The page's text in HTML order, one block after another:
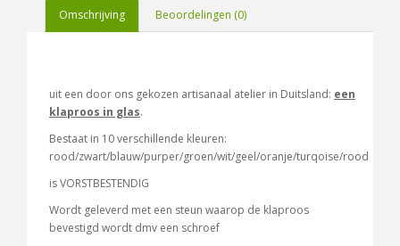
Omschrijving Beoordelingen (0)
uit een door ons gekozen artisanaal atelier in Duitsland: een
klaproos in glas.
Bestaat in 10 verschillende kleuren:
rood/zwart/blauw/purper/groen/wit/geel/oranje/turqoise/rood
is VORSTBESTENDIG
Wordt geleverd met een steun waarop de klaproos
bevestigd wordt dmv een schroef